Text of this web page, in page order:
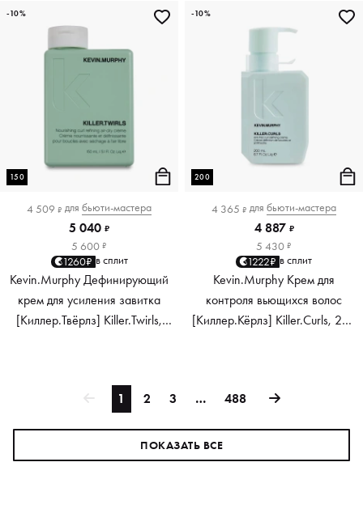
150
4 509 ₽ для бьюти-мастера
5 040 ₽
5 600 ₽
1260₽ в сплит
Kevin.Murphy Дефинирующий
крем для усиления завитка
[Киллер.Твёрлз] Killer.Twirls,
-10%
200
4 365 ₽ для бьюти-мастера
4 887 ₽
5 430 ₽
1222₽ в сплит
Kevin.Murphy Крем для
контроля вьющихся волос
[Киллер.Кёрлз] Killer.Curls, 200
-10%
1 2 3 … 488
ПОКАЗАТЬ ВСЕ